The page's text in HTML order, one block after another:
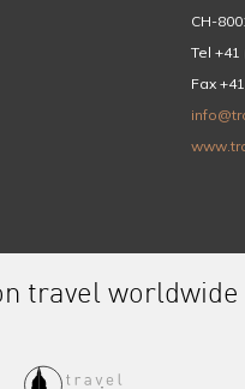
CH-
Tel +41
Fax
travel worldwide